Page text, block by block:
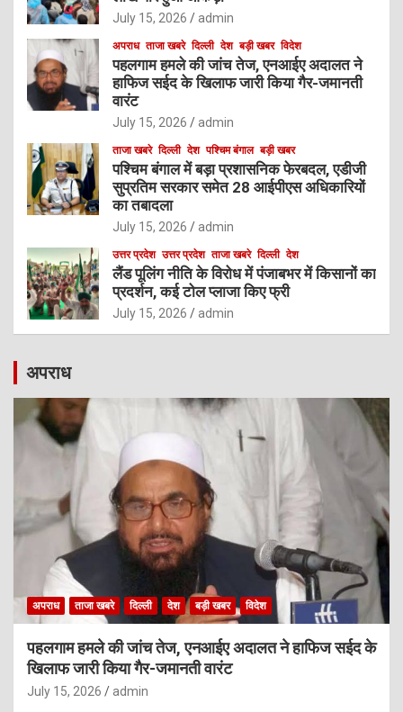
July 15, 2026 admin
अपराध ताजा खबरे दिल्ली देश बड़ी खबर विदेश
पहलगाम हमले की जांच तेज, एनआईए अदालत ने
हाफिज सईद के खिलाफ जारी किया गैर-जमानती
वारंट
July 15, 2026 admin
ताजा खबरे दिल्ली देश पश्चिम बंगाल बड़ी खबर
पश्चिम बंगाल में बड़ा प्रशासनिक फेरबदल, एडीजी
सुप्रतिम सरकार समेत 28 आईपीएस अधिकारियों
का तबादला
July 15, 2026 admin
उत्तर प्रदेश उत्तर प्रदेश ताजा खबरे दिल्ली देश
लैंड पूलिंग नीति के विरोध में पंजाबभर में किसानों का
प्रदर्शन, कई टोल प्लाजा किए फ्री
July 15, 2026 admin
अपराध
अपराध ताजा खबरे दिल्ली देश बड़ी खबर विदेश
पहलगाम हमले की जांच तेज, एनआईए अदालत ने हाफिज सईद के
खिलाफ जारी किया गैर-जमानती वारंट
July 15, 2026 admin